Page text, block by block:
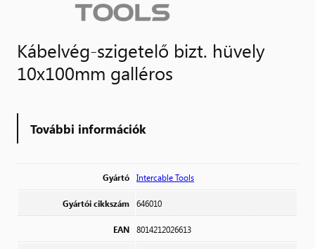
Kábelvég-szigetelő bizt. hüvely
10x100mm galléros
További információk
Gyártó Intercable Tools
Gyártói cikkszám 646010
EAN 8014212026613